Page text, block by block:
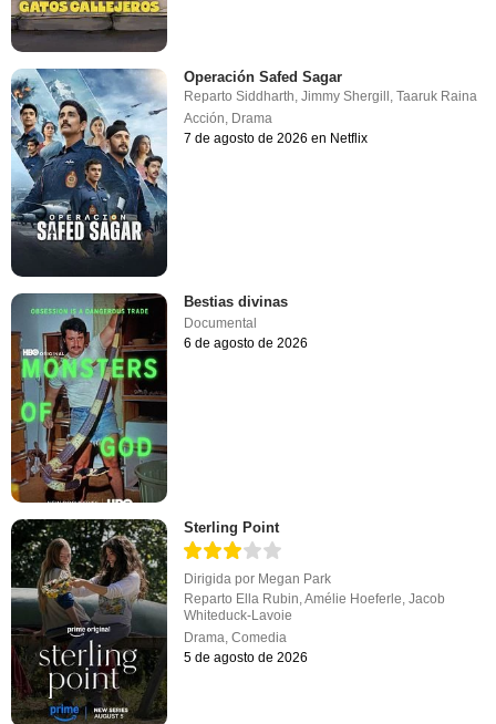
Operación Safed Sagar
RepartoSiddharth,Jimmy Shergill ,Taaruk Raina
Acción, Drama
7 de agosto de 2026 en Netflix
Bestias divinas
Documental
6 de agosto de 2026
Sterling Point
Dirigida por Megan Park
Reparto Ella Rubin ,Amélie Hoeferle ,Jacob
Whiteduck-Lavoie
Drama ,Comedia
5 de agosto de 2026